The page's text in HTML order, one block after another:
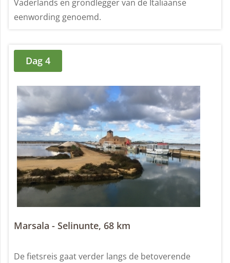
Vaderlands en grondlegger van de Italiaanse
eenwording genoemd.
Dag 4
Marsala - Selinunte, 68 km
De fietsreis gaat verder langs de betoverende